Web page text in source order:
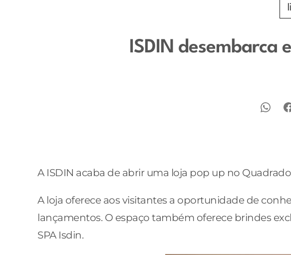
ISDIN desembarca
A ISDIN acaba de abrir uma loja pop up no
A loja oferece aos visitantes a oportunidade de
lançamentos. O espaço também oferece brindes
SPA Isdin.